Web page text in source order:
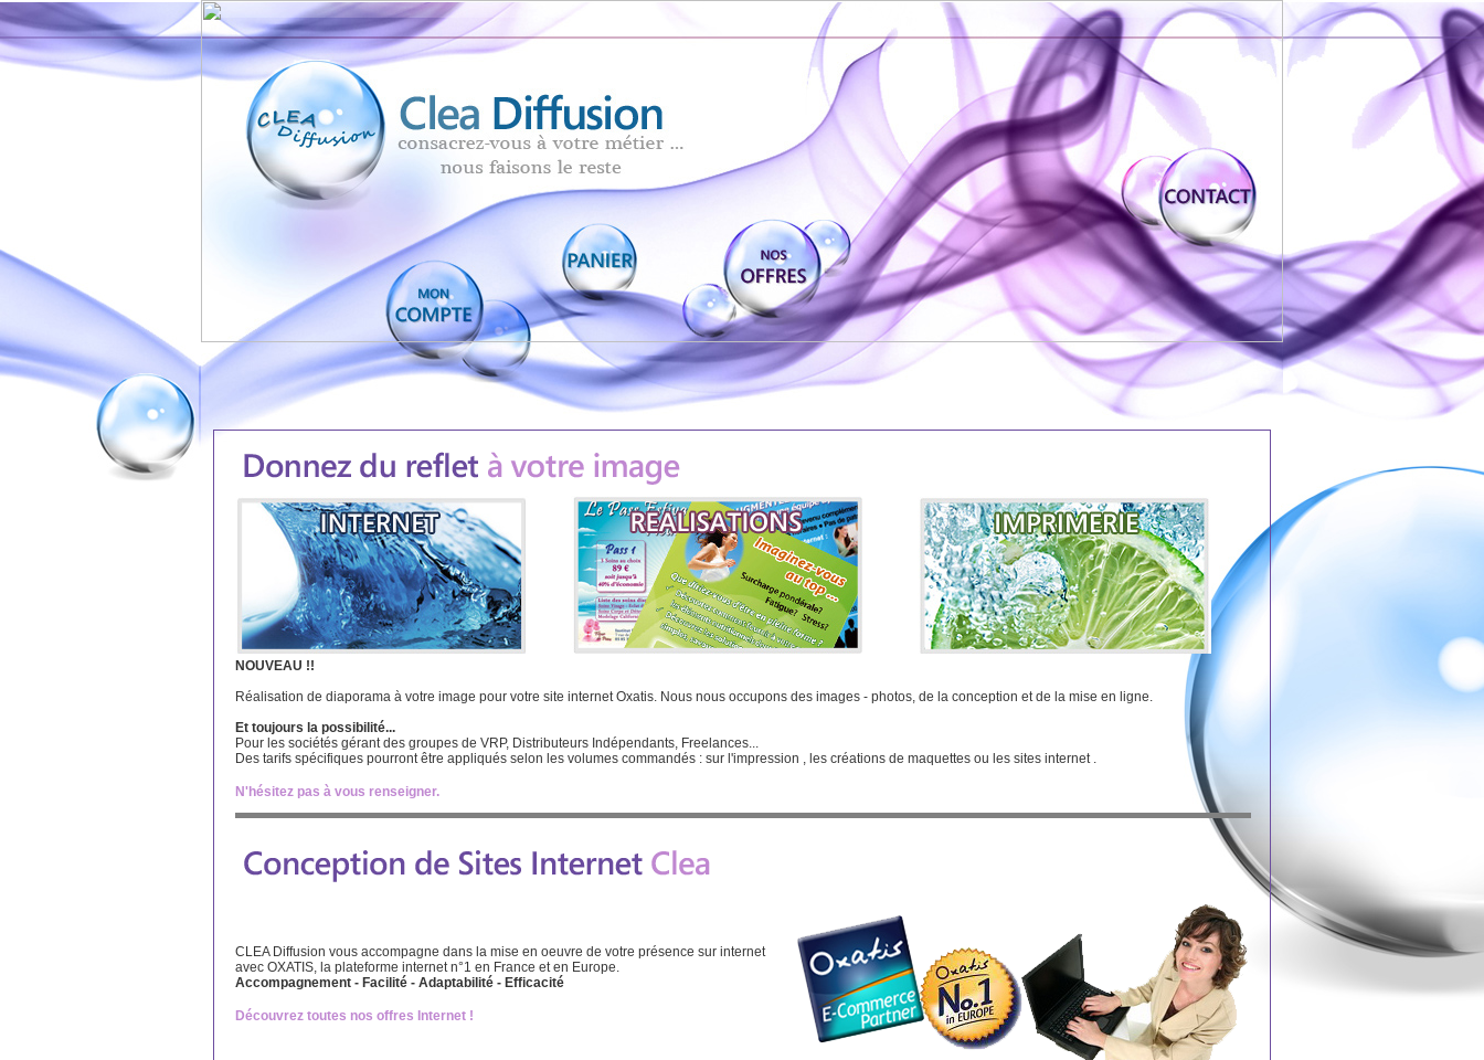
NOUVEAU !!
Réalisation de diaporama à votre image pour votre site internet Oxatis. Nous nous occupons des images - photos, de la conception et de la mise en ligne.
Et toujours la possibilité...
Pour les sociétés gérant des groupes de VRP, Distributeurs Indépendants, Freelances...
Des tarifs spécifiques pourront être appliqués selon les volumes commandés : sur l'impression , les créations de maquettes ou les sites internet .
N'hésitez pas à vous renseigner.
CLEA Diffusion vous accompagne dans la mise en oeuvre de votre présence sur internet
avec OXATIS, la plateforme internet n°1 en France et en Europe.
Accompagnement - Facilité - Adaptabilité - Efficacité
Découvrez toutes nos offres Internet !